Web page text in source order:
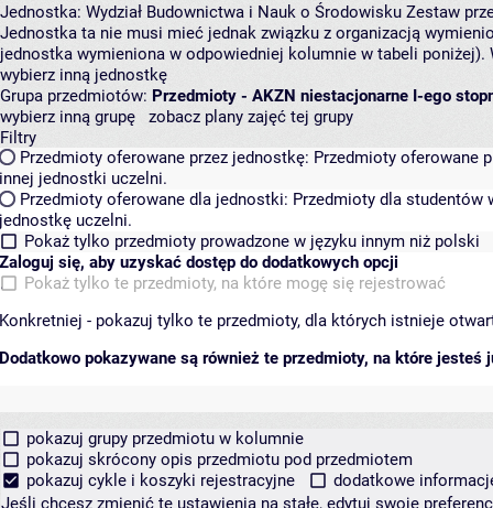
Jednostka: Wydział Budownictwa i Nauk o Środowisku Zestaw
Jednostka ta nie musi mieć jednak związku z organizacją
jednostka wymieniona w odpowiedniej kolumnie w tabeli
wybierz inną jednostkę
Grupa przedmiotów: Przedmioty - AKZN niestacjonarne I-ego
wybierz inną grupę
zobacz plany zajęć tej grupy
Filtry
Przedmioty oferowane przez jednostkę: Przedmioty oferowane
innej jednostki uczelni.
Przedmioty oferowane dla jednostki: Przedmioty dla studentów
jednostkę uczelni.
Pokaż tylko przedmioty prowadzone w języku innym niż polski
Zaloguj się, aby uzyskać dostęp do dodatkowych opcji
Pokaż tylko te przedmioty, na które mogę się rejestrować
Konkretniej - pokazuj tylko te przedmioty, dla których istnieje
Dodatkowo pokazywane są również te przedmioty, na które jesteś
pokazuj grupy przedmiotu w kolumnie
pokazuj skrócony opis przedmiotu pod przedmiotem
pokazuj cykle i koszyki rejestracyjne
dodatkowe
Jeśli chcesz zmienić te ustawienia na stałe, edytuj swoje